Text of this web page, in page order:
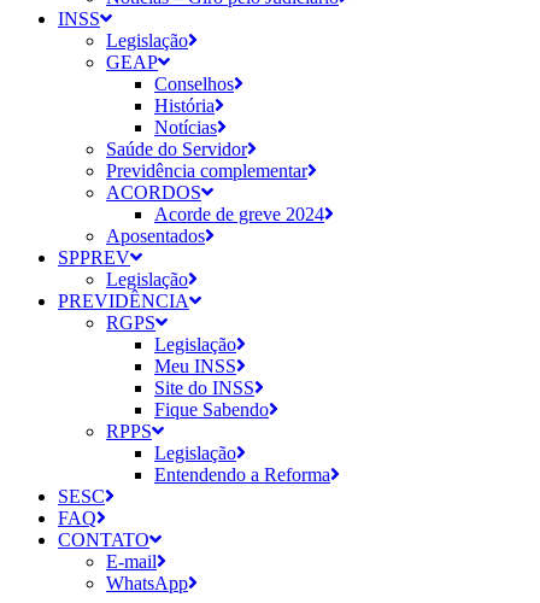
INSS
Legislação
GEAP
Conselhos
História
Notícias
Saúde do Servidor
Previdência complementar
ACORDOS
Acorde de greve 2024
Aposentados
SPPREV
Legislação
PREVIDÊNCIA
RGPS
Legislação
Meu INSS
Site do INSS
Fique Sabendo
RPPS
Legislação
Entendendo a Reforma
SESC
FAQ
CONTATO
E-mail
WhatsApp